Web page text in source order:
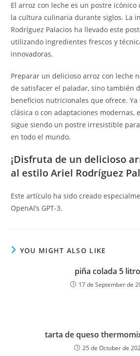
El arroz con leche es un postre
la cultura culinaria durante siglos. La
Rodríguez Palacios ha llevado este
utilizando ingredientes frescos y
innovadoras.
Preparar un delicioso arroz con leche
de satisfacer el paladar, sino también
beneficios nutricionales que ofrece. Ya
clásica o con adaptaciones modernas,
sigue siendo un postre irresistible
en todo el mundo.
¡Disfruta de un delicioso
al estilo Ariel Rodríguez
Este artículo ha sido creado
OpenAI’s GPT-3.
YOU MIGHT ALSO LIKE
piña colada 5
17 de September de
tarta de queso
25 de October de